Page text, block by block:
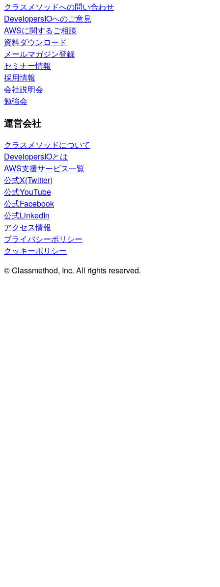
クラスメソッドへの問い合わせ
DevelopersIOへのご意見
AWSに関するご相談
資料ダウンロード
メールマガジン登録
セミナー情報
採用情報
会社説明会
勉強会
運営会社
クラスメソッドについて
DevelopersIOとは
AWS支援サービス一覧
公式X(Twitter)
公式YouTube
公式Facebook
公式LinkedIn
アクセス情報
プライバシーポリシー
クッキーポリシー
© Classmethod, Inc. All rights reserved.